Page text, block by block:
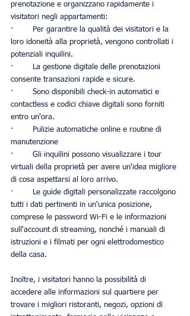
prenotazione e organizzano rapidamente i
visitatori negli appartamenti:
·        Per garantire la qualità dei visitatori e la
loro idoneità alla proprietà, vengono controllati i
potenziali inquilini.
·        La gestione digitale delle prenotazioni
consente transazioni rapide e sicure.
·        Sono disponibili check-in automatici e
contactless e codici chiave digitali sono forniti
entro un'ora.
·        Pulizie automatiche online e routine di
manutenzione
·        Gli inquilini possono visualizzare i tour
virtuali della proprietà per avere un'idea migliore
di cosa aspettarsi al loro arrivo.
·        Le guide digitali personalizzate raccolgono
tutti i dati pertinenti in un'unica posizione,
comprese le password Wi-Fi e le informazioni
sull'account di streaming, nonché i manuali di
istruzioni e i filmati per ogni elettrodomestico
della casa.
Inoltre, i visitatori hanno la possibilità di
accedere alle informazioni sul quartiere per
trovare i migliori ristoranti, negozi, opzioni di